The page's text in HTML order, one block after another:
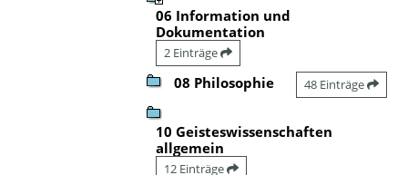
06 Information und
Dokumentation
2 Einträge
08 Philosophie 48 Einträge
10 Geisteswissenschaften
allgemein
12 Einträge